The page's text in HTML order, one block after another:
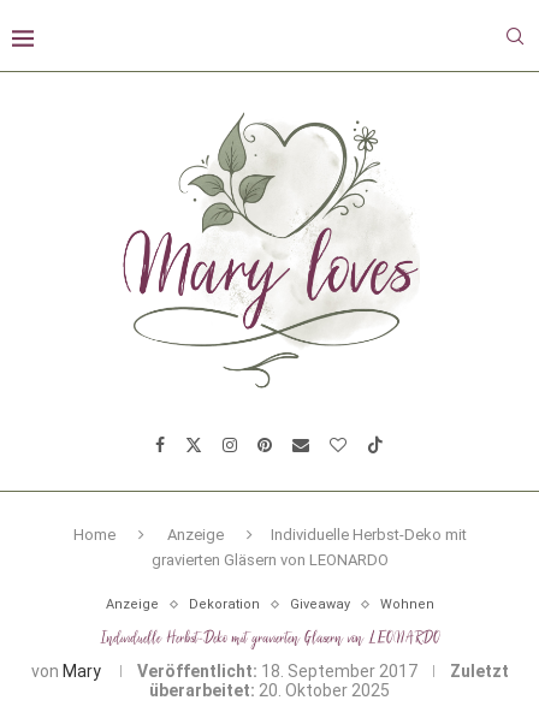
Home Anzeige
Individuelle Herbst-Deko mit
gravierten Gläsern von LEONARDO
Anzeige Dekoration Giveaway Wohnen
Individuelle Herbst-Deko mit gravierten Gläsern von LEONARDO
von Mary Veröffentlicht: 18. September 2017
Zuletzt
überarbeitet: 20. Oktober 2025